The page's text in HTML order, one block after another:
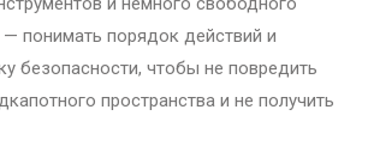
— понимать порядок действий и
безопасности, чтобы не повредить
пространства и не получить